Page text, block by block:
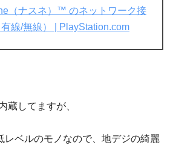
（ナスネ）™ のネットワーク接
線/無線） | PlayStation.com
蔵してますが、
レベルのモノなので、地デジの綺麗